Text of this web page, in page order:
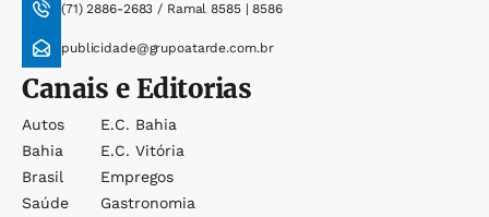
(71) 2886-2683 / Ramal 8585 | 8586
publicidade@grupoatarde.com.br
Canais e Editorias
Autos
Bahia
Brasil
Saúde
E.c. Bahia
E.c. Vitória
Empregos
Gastronomia